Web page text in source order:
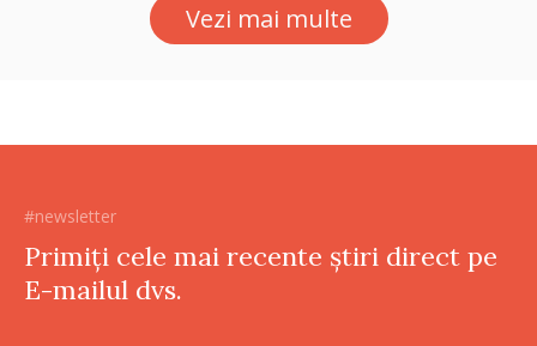
Vezi mai multe
#newsletter
Primiți cele mai recente știri direct pe
E-mailul dvs.